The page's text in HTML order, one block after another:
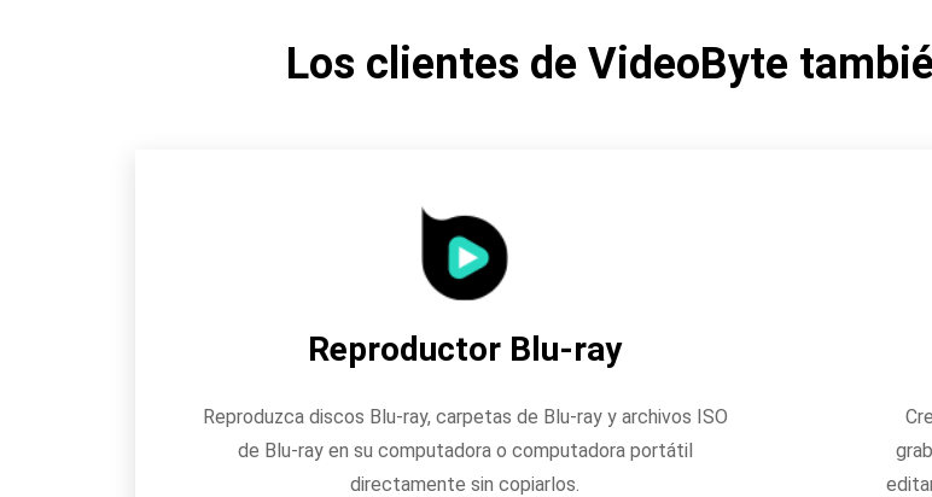
Los clientes de VideoByte
Reproductor Blu-ray
Reproduzca discos Blu-ray, carpetas de Blu-ray y archivos ISO
de Blu-ray en su computadora o computadora portátil
directamente sin copiarlos.